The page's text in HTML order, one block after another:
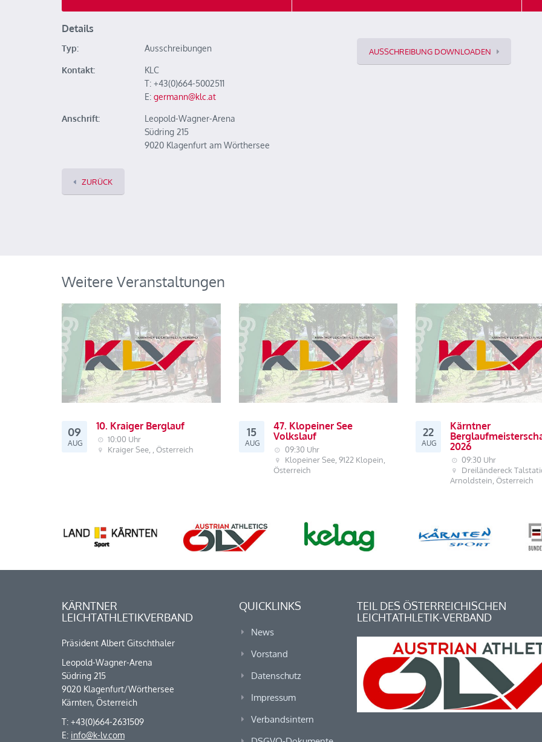
Details
Typ: Ausschreibungen
Kontakt:
KLC
T: +43(0)664-5002511
E: germann@klc.at
Anschrift:
Leopold-Wagner-Arena
Südring 215
9020 Klagenfurt am Wörthersee
AUSSCHREIBUNG DOWNLOADEN
ZURÜCK
Weitere Veranstaltungen
09
AUG
10. Kraiger Berglauf
10:00 Uhr
Kraiger See, , Österreich
15
AUG
47. Klopeiner See
Volkslauf
09:30 Uhr
Klopeiner See, 9122 Klopein,
Österreich
22
AUG
Kärntner
2026
09:30 Uhr
Dreiländereck
Arnoldstein, Österreich
KÄRNTNER
LEICHTATHLETIKVERBAND
Präsident Albert Gitschthaler
Leopold-Wagner-Arena
Südring 215
9020 Klagenfurt/Wörthersee
Kärnten, Österreich
T: +43(0)664-2631509
E: info@k-lv.com
QUICKLINKS
News
Vorstand
Datenschutz
Impressum
Verbandsintern
TEIL DES ÖSTERREICHISCHEN
LEICHTATHLETIK-VERBAND